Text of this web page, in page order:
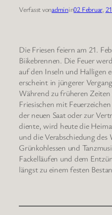
Verfasst vonadminin02 Februar,
Die Friesen feiern am 21.
Biikebrennen. Die Feuer
auf den Inseln und Halligen
erscheint in jüngerer
Während zu früheren Zeiten
Friesischen mit
der neuen Saat oder zur
diente, wird heute die
und die Verabschiedung
Grünkohlessen und
Fackelläufen und dem
längst zu einem festen